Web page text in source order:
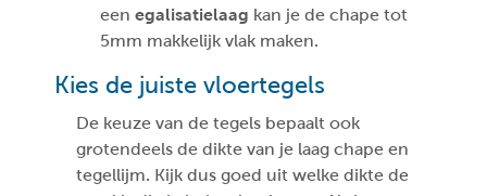
een egalisatielaag kan je de chape tot
5mm makkelijk vlak maken.
Kies de juiste vloertegels
De keuze van de tegels bepaalt ook
grotendeels de dikte van je laag chape en
tegellijm. Kijk dus goed uit welke dikte de